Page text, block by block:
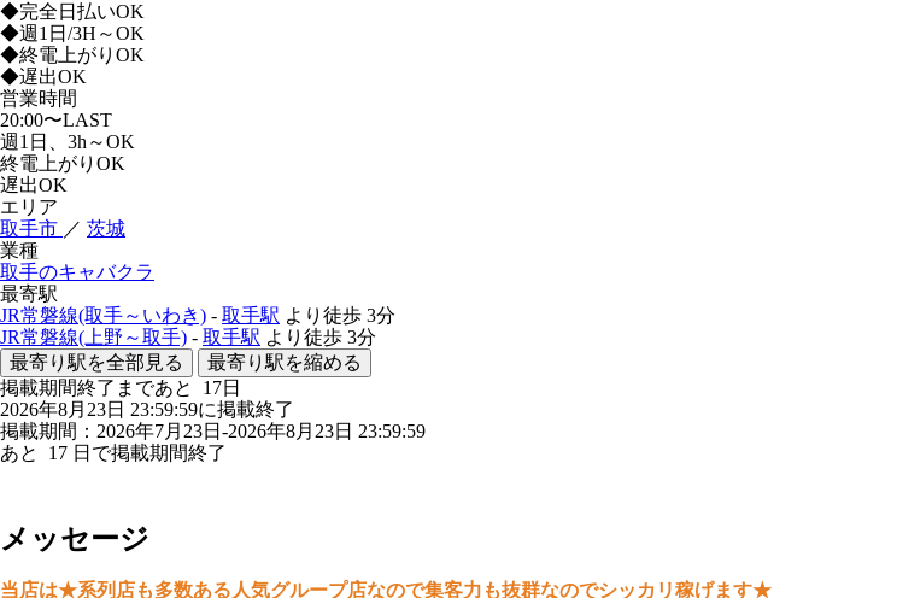
◆完全日払いOK
◆週1日/3H～OK
◆終電上がりOK
◆遅出OK
営業時間
20:00〜LAST
週1日、3h～OK
終電上がりOK
遅出OK
エリア
取手市 ／ 茨城
業種
取手のキャバクラ
最寄駅
JR常磐線(取手～いわき) - 取手駅 より徒歩 3分
JR常磐線(上野～取手) - 取手駅 より徒歩 3分
最寄り駅を全部見る
最寄り駅を縮める
掲載期間終了まであと 17日
2026年8月23日 23:59:59に掲載終了
掲載期間：2026年7月23日-2026年8月23日 23:59:59
あと 17 日で掲載期間終了
メッセージ
当店は★系列店も多数ある人気グループ店なので集客力も抜群なのでシッカリ稼げます★